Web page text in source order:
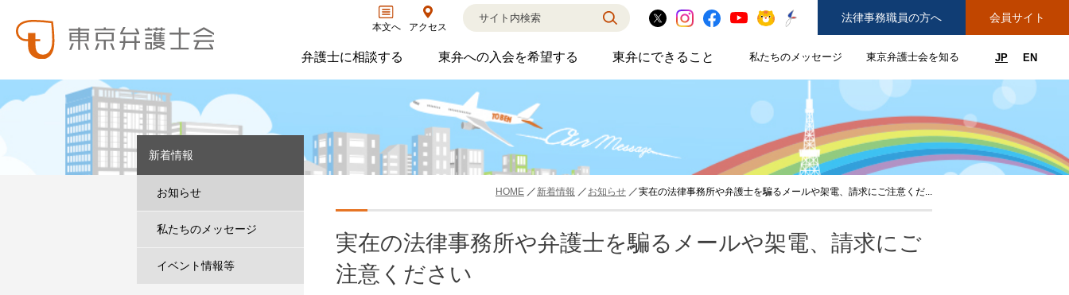
本文へ アクセス
法律事務職員の方へ 会員サイト
弁護士に相談する弁護士に相談するのサブメニューを開閉
東弁への入会を希望する東弁への入会を希望するのサブメニューを開閉
東弁にできること東弁にできることのサブメニューを開閉
私たちのメッセージ私たちのメッセージのサブメニューを開閉
東京弁護士会を知る東京弁護士会を知るのサブメニ
JP EN
HOME 新着情報 お知らせ 実在の法律事務所や弁護士を騙るメールや架電、請求にご注意くだ...
実在の法律事務所や弁護士を騙るメールや架電、請求にご
注意ください
新着情報
お知らせ
私たちのメッセージ
イベント情報等